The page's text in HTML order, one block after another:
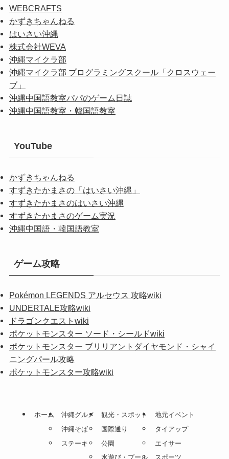
WEBCRAFTS
かずきちゃんねる
はいさい沖縄
株式会社WEVA
沖縄マイクラ部
沖縄マイクラ部 プログラミングスクール「クロスウェー
ブ」
沖縄中国語教室パパのゲーム日誌
沖縄中国語教室・韓国語教室
YouTube
かずきちゃんねる
すずきたかまさの「はいさい沖縄」
すずきたかまさのはいさい沖縄
すずきたかまさのゲーム実況
沖縄中国語・韓国語教室
ゲーム攻略
Pokémon LEGENDS アルセウス 攻略wiki
UNDERTALE攻略wiki
ドラゴンクエストwiki
ポケットモンスター ソード・シールドwiki
ポケットモンスター ブリリアントダイヤモンド・シャイ
ニングパール攻略
ポケットモンスター攻略wiki
ホーム
沖縄グルメ
沖縄そば
ステーキ
観光・スポット
国際通り
公園
水遊び・プール
地元イベント
タイアップ
エイサー
スポーツ